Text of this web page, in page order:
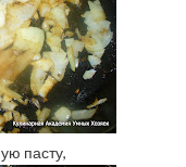
пасту,